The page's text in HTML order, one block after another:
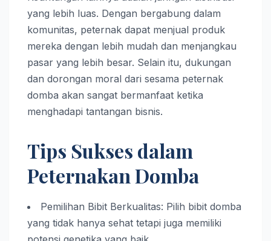
yang lebih luas. Dengan bergabung dalam
komunitas, peternak dapat menjual produk
mereka dengan lebih mudah dan menjangkau
pasar yang lebih besar. Selain itu, dukungan
dan dorongan moral dari sesama peternak
domba akan sangat bermanfaat ketika
menghadapi tantangan bisnis.
Tips Sukses dalam
Peternakan Domba
Pemilihan Bibit Berkualitas: Pilih bibit domba
yang tidak hanya sehat tetapi juga memiliki